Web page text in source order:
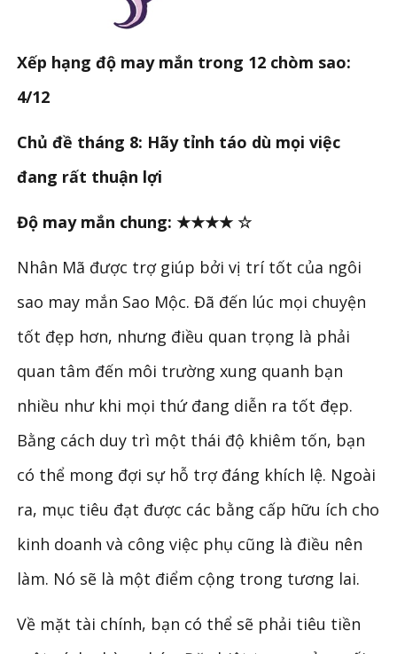
Xếp hạng độ may mắn trong 12 chòm sao:
4/12
Chủ đề tháng 8: Hãy tỉnh táo dù mọi việc
đang rất thuận lợi
Độ may mắn chung: ★★★★ ☆
Nhân Mã được trợ giúp bởi vị trí tốt của ngôi
sao may mắn Sao Mộc. Đã đến lúc mọi chuyện
tốt đẹp hơn, nhưng điều quan trọng là phải
quan tâm đến môi trường xung quanh bạn
nhiều như khi mọi thứ đang diễn ra tốt đẹp.
Bằng cách duy trì một thái độ khiêm tốn, bạn
có thể mong đợi sự hỗ trợ đáng khích lệ. Ngoài
ra, mục tiêu đạt được các bằng cấp hữu ích cho
kinh doanh và công việc phụ cũng là điều nên
làm. Nó sẽ là một điểm cộng trong tương lai.
Về mặt tài chính, bạn có thể sẽ phải tiêu tiền